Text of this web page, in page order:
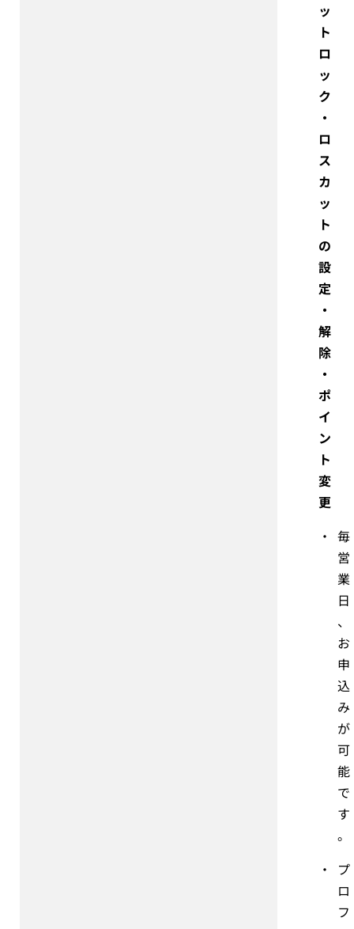
ッ
ト
ロ
ッ
ク
・
ロ
ス
カ
ッ
ト
の
設
定
・
解
除
・
ポ
イ
ン
ト
変
更
・ 毎
営
業
日
、
お
申
込
み
が
可
能
で
す
。
・
プ
ロ
フ